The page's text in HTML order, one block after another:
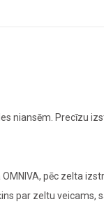
niansēm. Precīzu
pēc zelta
par zeltu veicams,